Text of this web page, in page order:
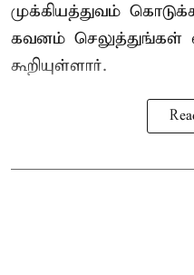
முக்கியத்துவம்
கவனம் செலுத்துங்கள்
கூறியுள்ளார்.